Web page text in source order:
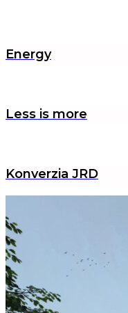
Energy
Less is more
Konverzia JRD